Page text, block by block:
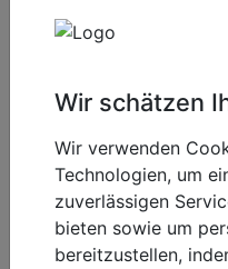
TIpp#1 Seckauer
Besuchen Sie das
und das angrenzende
Geschichte und
prächtigen
Stiftskirche.
Wir schätzen
Wir verwenden
Technologien, um
zuverlässigen
bieten sowie um
bereitzustellen,